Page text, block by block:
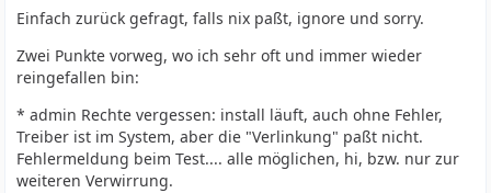
Einfach zurück gefragt, falls nix paßt, ignore und sorry.
Zwei Punkte vorweg, wo ich sehr oft und immer wieder
reingefallen bin:
* admin Rechte vergessen: install läuft, auch ohne Fehler,
Treiber ist im System, aber die "Verlinkung" paßt nicht.
Fehlermeldung beim Test.... alle möglichen, hi, bzw. nur zur
weiteren Verwirrung.